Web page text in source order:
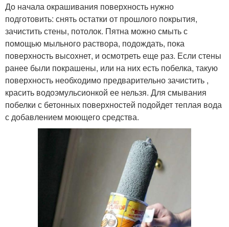
До начала окрашивания поверхность нужно
подготовить: снять остатки от прошлого покрытия,
зачистить стены, потолок. Пятна можно смыть с
помощью мыльного раствора, подождать, пока
поверхность высохнет, и осмотреть еще раз. Если стены
ранее были покрашены, или на них есть побелка, такую
поверхность необходимо предварительно зачистить ,
красить водоэмульсионкой ее нельзя. Для смывания
побелки с бетонных поверхностей подойдет теплая вода
с добавлением моющего средства.